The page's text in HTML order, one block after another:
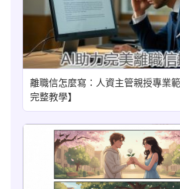
離職信怎麼寫：人資主管親授專業
完整教學】